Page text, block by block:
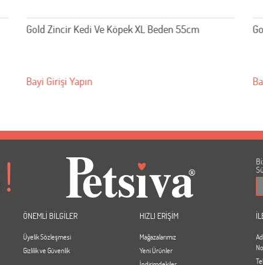
Gold Zincir Kedi Ve Köpek XL Beden 55cm
Bayi Girişi Yapın
ÖNEMLİ BİLGİLER
Üyelik Sözleşmesi
Gizlilik ve Güvenlik
HIZLI ERİŞİM
Mağazalarımız
Yeni Ürünler